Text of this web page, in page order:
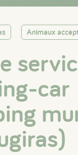
Animaux
car